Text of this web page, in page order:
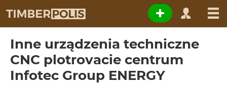
Inne urządzenia techniczne
CNC plotrovacie centrum
Infotec Group ENERGY